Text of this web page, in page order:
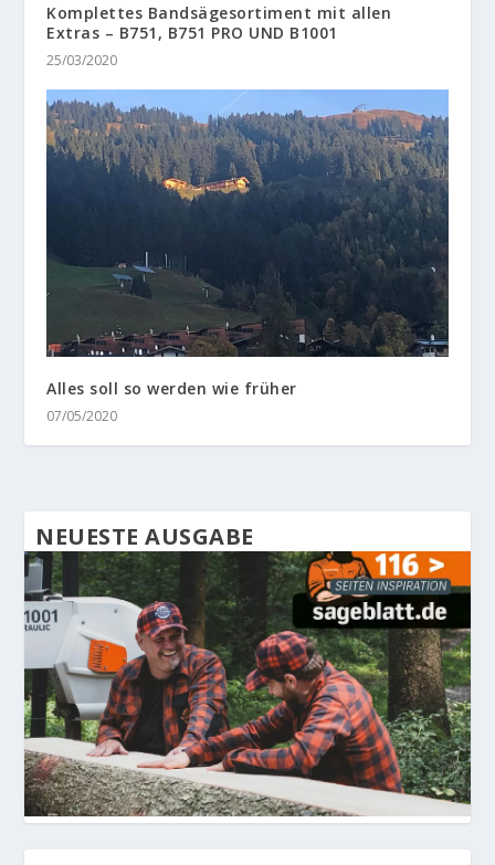
Komplettes Bandsägesortiment mit allen
Extras – B751, B751 PRO UND B1001
25/03/2020
Alles soll so werden wie früher
07/05/2020
NEUESTE AUSGABE